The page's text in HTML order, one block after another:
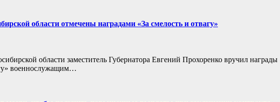
области отмечены наградами «За смелость и отвагу»
области заместитель Губернатора Евгений Прохоренко вручил награды
военнослужащим…